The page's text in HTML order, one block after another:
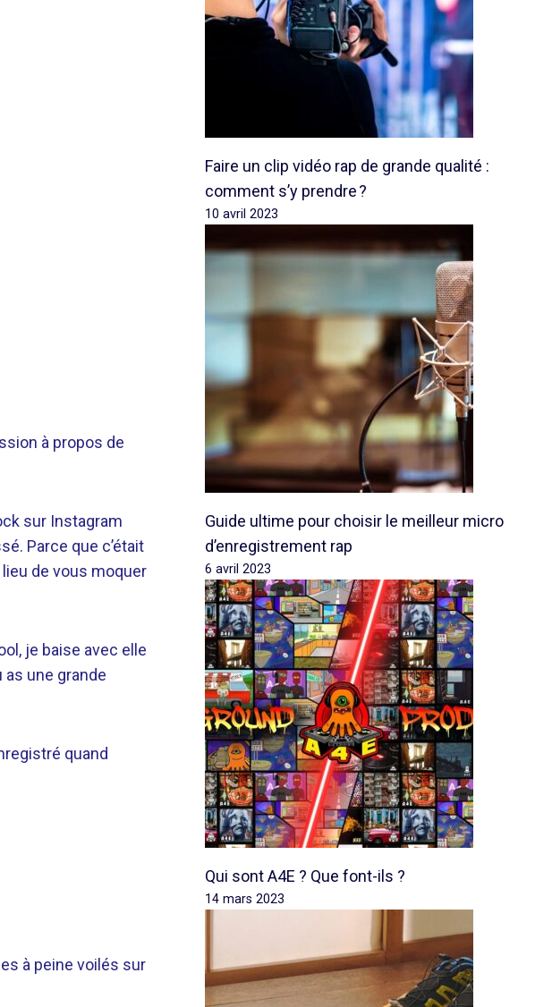
à propos de
sur Instagram
Parce que c’était
de vous moquer
je baise avec elle
as une grande
quand
à peine voilés sur
Faire un clip vidéo rap de grande qualité :
comment s’y prendre ?
10 avril 2023
Guide ultime pour choisir le meilleur micro
d’enregistrement rap
6 avril 2023
Qui sont A4E ? Que font-ils ?
14 mars 2023